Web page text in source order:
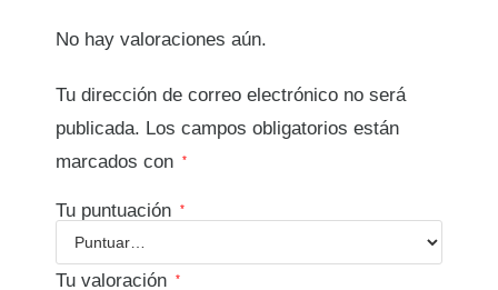
No hay valoraciones aún.
Tu dirección de correo electrónico no será
publicada. Los campos obligatorios están
marcados con
*
Tu puntuación *
Tu valoración *